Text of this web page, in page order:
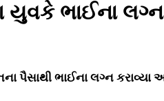
યુવકે ભાઈના લગ્ન
પૈસાથી ભાઈના લગ્ન કરાવ્યા